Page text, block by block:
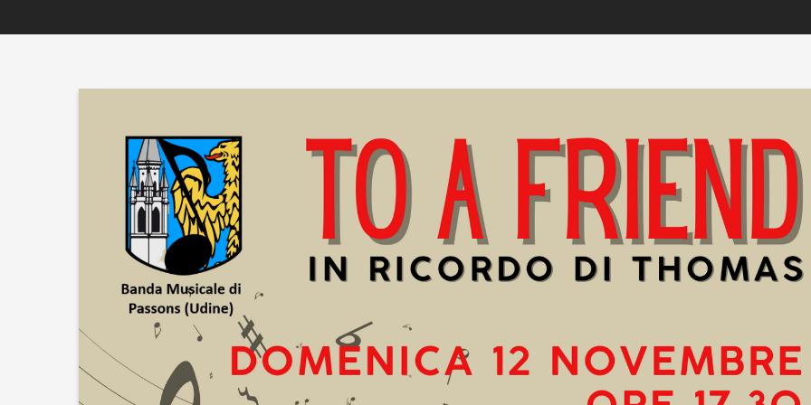
Elisa
Lavorare
Gruppo
Passons è stata un’esperienza